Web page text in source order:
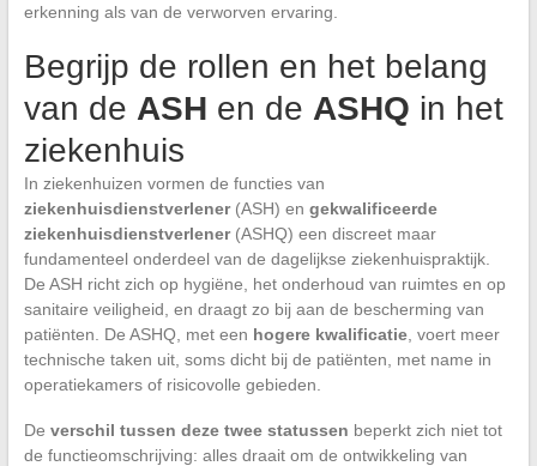
erkenning als van de verworven ervaring.
Begrijp de rollen en het belang
van de ASH en de ASHQ in het
ziekenhuis
In ziekenhuizen vormen de functies van
ziekenhuisdienstverlener(ASH) en gekwalificeerde
ziekenhuisdienstverlener(ASHQ) een discreet maar
fundamenteel onderdeel van de dagelijkse ziekenhuispraktijk.
De ASH richt zich op hygiëne, het onderhoud van ruimtes en op
sanitaire veiligheid, en draagt zo bij aan de bescherming van
patiënten. De ASHQ, met een hogere kwalificatie, voert meer
technische taken uit, soms dicht bij de patiënten, met name in
operatiekamers of risicovolle gebieden.
De verschil tussen deze twee statussen beperkt zich niet tot
de functieomschrijving: alles draait om de ontwikkeling van